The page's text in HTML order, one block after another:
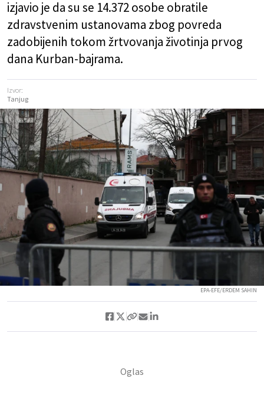
izjavio je da su se 14.372 osobe obratile
zdravstvenim ustanovama zbog povreda
zadobijenih tokom žrtvovanja životinja prvog
dana Kurban-bajrama.
Izvor:
Tanjug
EPA-EFE/ERDEM SAHIN